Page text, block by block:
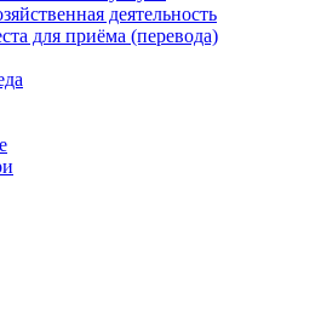
деятельность
для приёма (перевода)